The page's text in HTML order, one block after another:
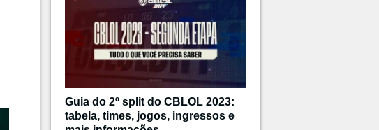
Guia do 2º split do CBLOL 2023:
tabela, times, jogos, ingressos e